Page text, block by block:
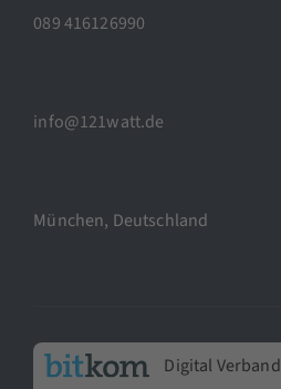
089 416126990
info@121watt.de
München, Deutschland
Digital Verband